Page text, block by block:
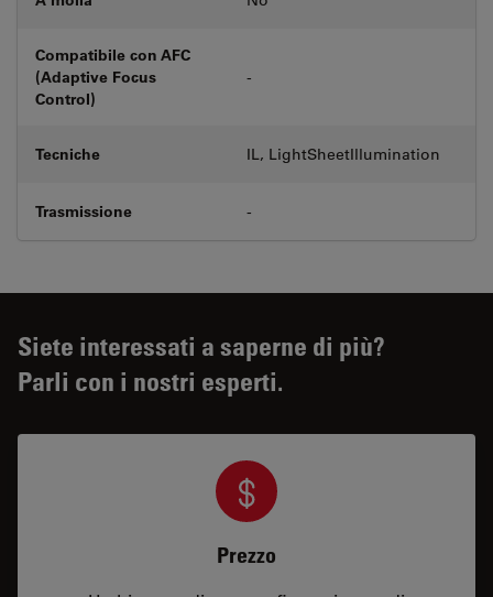
Compatibile con AFC
(Adaptive Focus
Control)
-
Tecniche IL, LightSheetIllumination
Trasmissione -
Siete interessati a saperne di più?
Parli con i nostri esperti.
Prezzo